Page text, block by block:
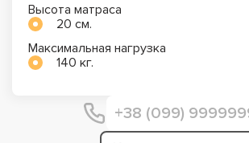
Высота матраса
20 см.
Максимальная нагрузка
140 кг.